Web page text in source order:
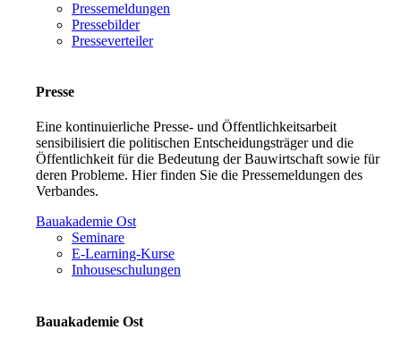
Pressemeldungen
Pressebilder
Presseverteiler
Presse
Eine kontinuierliche Presse- und Öffentlichkeitsarbeit
sensibilisiert die politischen Entscheidungsträger und die
Öffentlichkeit für die Bedeutung der Bauwirtschaft sowie für
deren Probleme. Hier finden Sie die Pressemeldungen des
Verbandes.
Bauakademie Ost
Seminare
E-Learning-Kurse
Inhouseschulungen
Bauakademie Ost